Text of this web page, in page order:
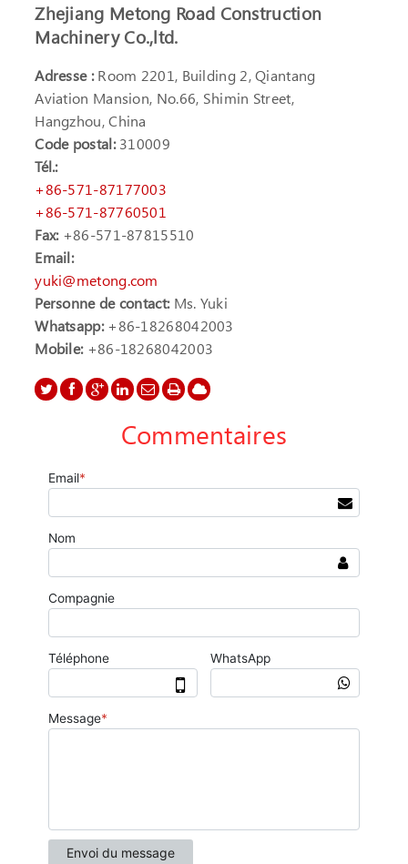
Zhejiang Metong Road Construction
Machinery Co.,ltd.
Adresse :Room 2201, Building 2, Qiantang
Aviation Mansion, No.66, Shimin Street,
Hangzhou, China
Code postal:310009
Tél.:
+86-571-87177003
+86-571-87760501
Fax:+86-571-87815510
Email:
yuki@metong.com
Personne de contact: Ms. Yuki
Whatsapp:+86-18268042003
Mobile: +86-18268042003
Commentaires